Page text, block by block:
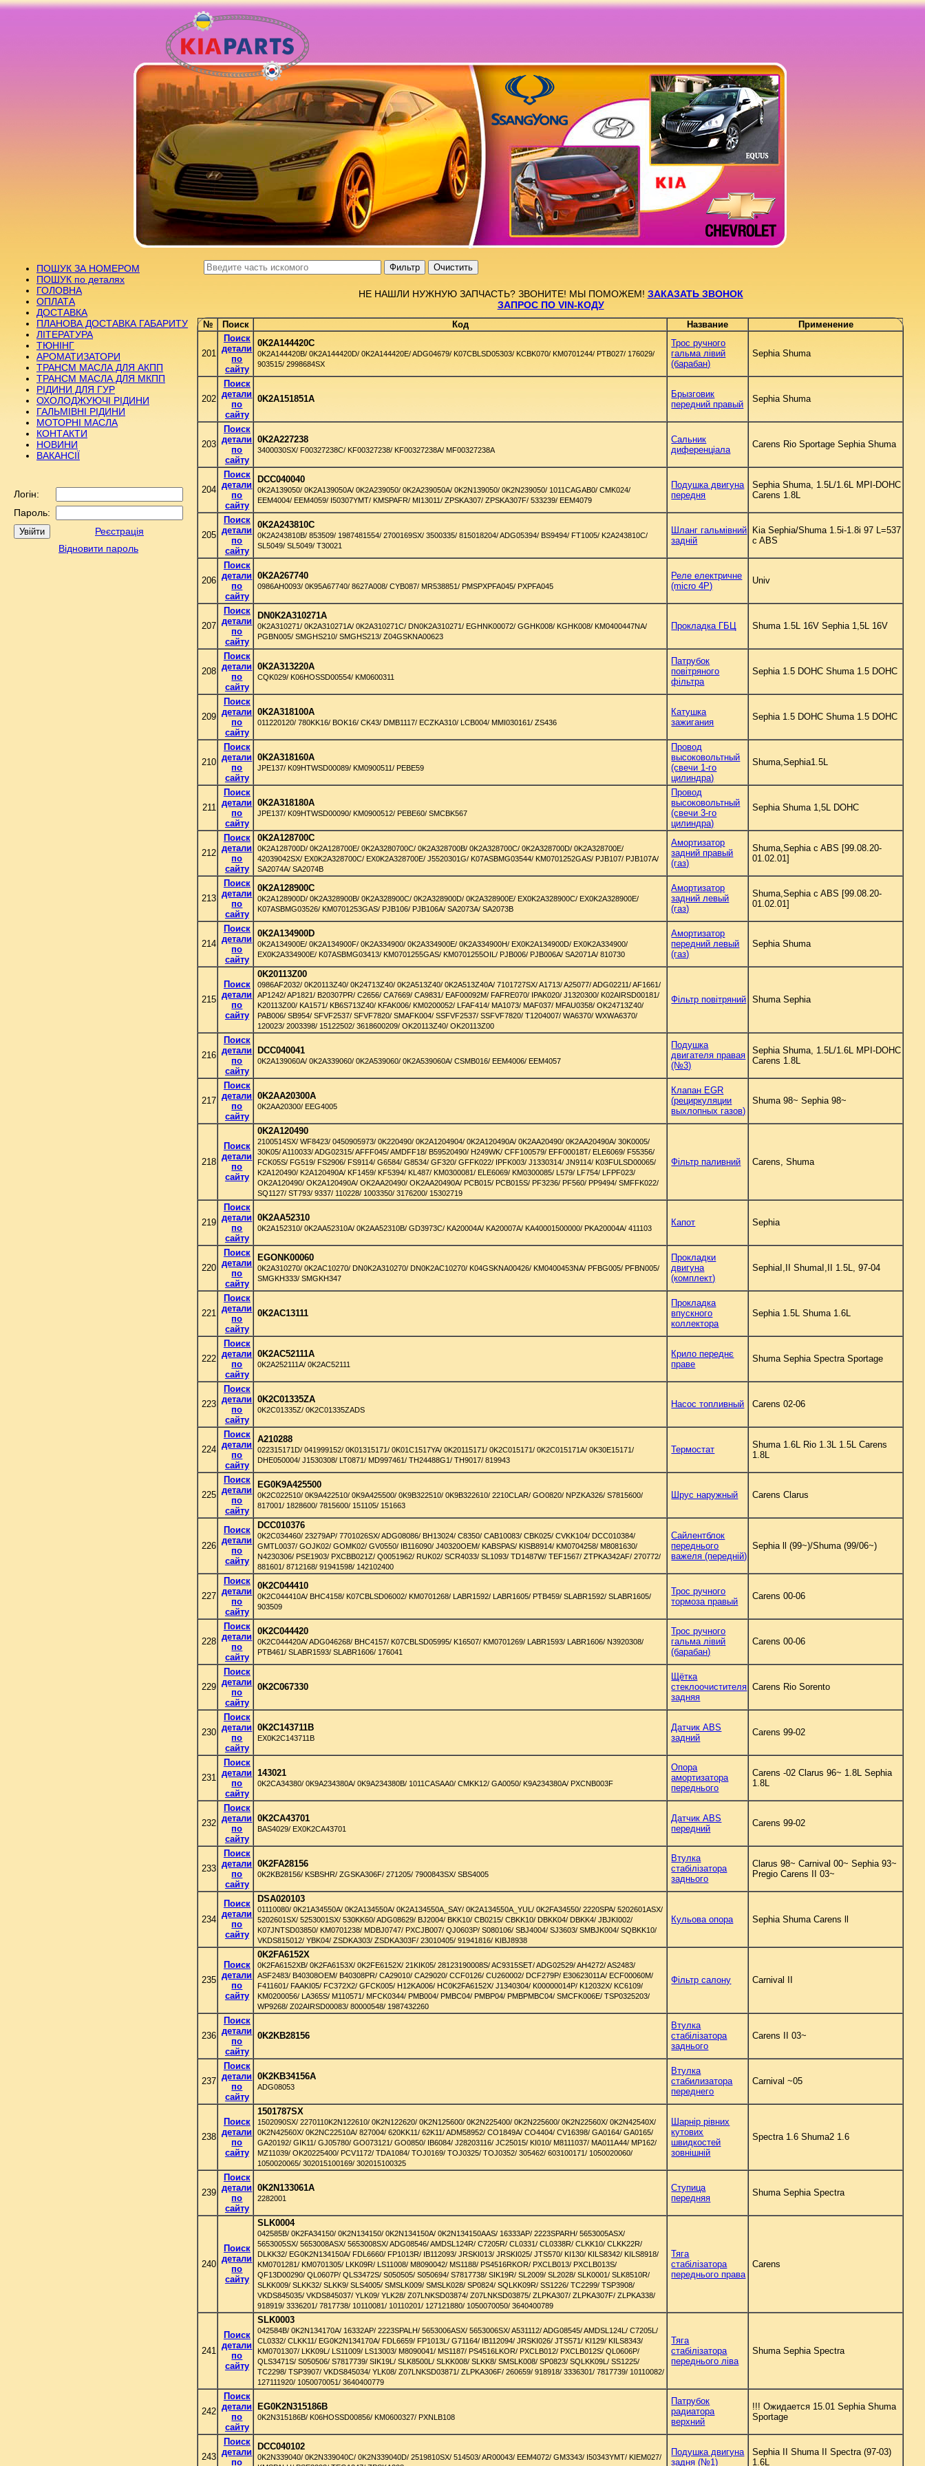
ПОШУК ЗА НОМЕРОМ
ПОШУК по деталях
ГОЛОВНА
ОПЛАТА
ДОСТАВКА
ПЛАНОВА ДОСТАВКА ГАБАРИТУ
ЛІТЕРАТУРА
ТЮНІНГ
АРОМАТИЗАТОРИ
ТРАНСМ МАСЛА ДЛЯ АКПП
ТРАНСМ МАСЛА ДЛЯ МКПП
РІДИНИ ДЛЯ ГУР
ОХОЛОДЖУЮЧІ РІДИНИ
ГАЛЬМІВНІ РІДИНИ
МОТОРНІ МАСЛА
КОНТАКТИ
НОВИНИ
ВАКАНСІЇ
Логін:
Пароль:
Реєстрація
Відновити пароль
НЕ НАШЛИ НУЖНУЮ ЗАПЧАСТЬ? ЗВОНИТЕ! МЫ ПОМОЖЕМ! ЗАКАЗАТЬ ЗВОНОК
ЗАПРОС ПО VIN-КОДУ
№ Поиск Код Название Применение
201
Поиск
детали
по
сайту
0K2A144420C
0K2A144420B/ 0K2A144420D/ 0K2A144420E/ ADG04679/ K07CBLSD05303/ KCBK070/ KM0701244/ PTB027/ 176029/
903515/ 2998684SX
Трос ручного
гальма лівий
(барабан)
Sephia Shuma
202
Поиск
детали
по
сайту
0K2A151851A
Брызговик
передний правый
Sephia Shuma
203
Поиск
детали
по
сайту
0K2A227238
3400030SX/ F00327238C/ KF00327238/ KF00327238A/ MF00327238A
Сальник
диференціала
Carens Rio Sportage Sephia Shuma
204
Поиск
детали
по
сайту
DCC040040
0K2A139050/ 0K2A139050A/ 0K2A239050/ 0K2A239050A/ 0K2N139050/ 0K2N239050/ 1011CAGAB0/ CMK024/
EEM4004/ EEM4059/ I50307YMT/ KMSPAFR/ MI13011/ ZPSKA307/ ZPSKA307F/ 533239/ EEM4079
Подушка двигуна
передня
Sephia Shuma, 1.5L/1.6L MPI-DOHC
Carens 1.8L
205
Поиск
детали
по
сайту
0K2A243810C
0K2A243810B/ 853509/ 1987481554/ 2700169SX/ 3500335/ 815018204/ ADG05394/ BS9494/ FT1005/ K2A243810C/
SL5049/ SL5049/ T30021
Шланг гальмівний
задній
Kia Sephia/Shuma 1.5i-1.8i 97 L=537
c ABS
206
Поиск
детали
по
сайту
0K2A267740
0986AH0093/ 0K95A67740/ 8627A008/ CYB087/ MR538851/ PMSPXPFA045/ PXPFA045
Реле електричне
(micro 4P)
Univ
207
Поиск
детали
по
сайту
DN0K2A310271A
0K2A310271/ 0K2A310271A/ 0K2A310271C/ DN0K2A310271/ EGHNK00072/ GGHK008/ KGHK008/ KM0400447NA/
PGBN005/ SMGHS210/ SMGHS213/ Z04GSKNA00623
Прокладка ГБЦ Shuma 1.5L 16V Sephia 1,5L 16V
208
Поиск
детали
по
сайту
0K2A313220A
CQK029/ K06HOSSD00554/ KM0600311
Патрубок
повітряного
фільтра
Sephia 1.5 DOHC Shuma 1.5 DOHC
209
Поиск
детали
по
сайту
0K2A318100A
011220120/ 780KK16/ BOK16/ CK43/ DMB1117/ ECZKA310/ LCB004/ MMI030161/ ZS436
Катушка
зажигания
Sephia 1.5 DOHC Shuma 1.5 DOHC
210
Поиск
детали
по
сайту
0K2A318160A
JPE137/ K09HTWSD00089/ KM0900511/ PEBE59
Провод
высоковольтный
(свечи 1-го
цилиндра)
Shuma,Sephia1.5L
211
Поиск
детали
по
сайту
0K2A318180A
JPE137/ K09HTWSD00090/ KM0900512/ PEBE60/ SMCBK567
Провод
высоковольтный
(свечи 3-го
цилиндра)
Sephia Shuma 1,5L DOHC
212
Поиск
детали
по
сайту
0K2A128700C
0K2A128700D/ 0K2A128700E/ 0K2A3280700C/ 0K2A328700B/ 0K2A328700C/ 0K2A328700D/ 0K2A328700E/
42039042SX/ EX0K2A328700C/ EX0K2A328700E/ J5520301G/ K07ASBMG03544/ KM0701252GAS/ PJB107/ PJB107A/
SA2074A/ SA2074B
Амортизатор
задний правый
(газ)
Shuma,Sephia c ABS [99.08.20-
01.02.01]
213
Поиск
детали
по
сайту
0K2A128900C
0K2A128900D/ 0K2A328900B/ 0K2A328900C/ 0K2A328900D/ 0K2A328900E/ EX0K2A328900C/ EX0K2A328900E/
K07ASBMG03526/ KM0701253GAS/ PJB106/ PJB106A/ SA2073A/ SA2073B
Амортизатор
задний левый
(газ)
Shuma,Sephia c ABS [99.08.20-
01.02.01]
214
Поиск
детали
по
сайту
0K2A134900D
0K2A134900E/ 0K2A134900F/ 0K2A334900/ 0K2A334900E/ 0K2A334900H/ EX0K2A134900D/ EX0K2A334900/
EX0K2A334900E/ K07ASBMG03413/ KM0701255GAS/ KM0701255OIL/ PJB006/ PJB006A/ SA2071A/ 810730
Амортизатор
передний левый
(газ)
Sephia Shuma
215
Поиск
детали
по
сайту
0K20113Z00
0986AF2032/ 0K20113Z40/ 0K24713Z40/ 0K2A513Z40/ 0K2A513Z40A/ 7101727SX/ A1713/ A25077/ ADG02211/ AF1661/
AP1242/ AP1821/ B20307PR/ C2656/ CA7669/ CA9831/ EAF00092M/ FAFRE070/ IPAK020/ J1320300/ K02AIRSD00181/
K20113Z00/ KA1571/ KB6S713Z40/ KFAK006/ KM0200052/ LFAF414/ MA1073/ MAF037/ MFAU0358/ OK24713Z40/
PAB006/ SB954/ SFVF2537/ SFVF7820/ SMAFK004/ SSFVF2537/ SSFVF7820/ T1204007/ WA6370/ WXWA6370/
120023/ 2003398/ 15122502/ 3618600209/ OK20113Z40/ OK20113Z00
Фільтр повітряний Shuma Sephia
216
Поиск
детали
по
сайту
DCC040041
0K2A139060A/ 0K2A339060/ 0K2A539060/ 0K2A539060A/ CSMB016/ EEM4006/ EEM4057
Подушка
двигателя правая
(№3)
Sephia Shuma, 1.5L/1.6L MPI-DOHC
Carens 1.8L
217
Поиск
детали
по
сайту
0K2AA20300A
0K2AA20300/ EEG4005
Клапан EGR
(рециркуляции
выхлопных газов)
Shuma 98~ Sephia 98~
218
Поиск
детали
по
сайту
0K2A120490
2100514SX/ WF8423/ 0450905973/ 0K220490/ 0K2A1204904/ 0K2A120490A/ 0K2AA20490/ 0K2AA20490A/ 30K0005/
30K05/ A110033/ ADG02315/ AFFF045/ AMDFF18/ B59520490/ H249WK/ CFF100579/ EFF00018T/ ELE6069/ F55356/
FCK05S/ FG519/ FS2906/ FS9114/ G6584/ G8534/ GF320/ GFFK022/ IPFK003/ J1330314/ JN9114/ K03FULSD00065/
K2A120490/ K2A120490A/ KF1459/ KF5394/ KL487/ KM0300081/ ELE6069/ KM0300085/ L579/ LF754/ LFPF023/
OK2A120490/ OK2A120490A/ OK2AA20490/ OK2AA20490A/ PCB015/ PCB015S/ PF3236/ PF560/ PP9494/ SMFFK022/
SQ1127/ ST793/ 9337/ 110228/ 1003350/ 3176200/ 15302719
Фільтр паливний Carens, Shuma
219
Поиск
детали
по
сайту
0K2AA52310
0K2A152310/ 0K2AA52310A/ 0K2AA52310B/ GD3973C/ KA20004A/ KA20007A/ KA40001500000/ PKA20004A/ 411103
Капот Sephia
220
Поиск
детали
по
сайту
EGONK00060
0K2A310270/ 0K2AC10270/ DN0K2A310270/ DN0K2AC10270/ K04GSKNA00426/ KM0400453NA/ PFBG005/ PFBN005/
SMGKH333/ SMGKH347
Прокладки
двигуна
(комплект)
SephiaI,II ShumaI,II 1.5L, 97-04
221
Поиск
детали
по
сайту
0K2AC13111
Прокладка
впускного
коллектора
Sephia 1.5L Shuma 1.6L
222
Поиск
детали
по
сайту
0K2AC52111A
0K2A252111A/ 0K2AC52111
Крило переднє
праве
Shuma Sephia Spectra Sportage
223
Поиск
детали
по
сайту
0K2C01335ZA
0K2C01335Z/ 0K2C01335ZADS
Насос топливный Carens 02-06
224
Поиск
детали
по
сайту
A210288
022315171D/ 041999152/ 0K01315171/ 0K01C1517YA/ 0K20115171/ 0K2C015171/ 0K2C015171A/ 0K30E15171/
DHE050004/ J1530308/ LT0871/ MD997461/ TH24488G1/ TH9017/ 819943
Термостат
Shuma 1.6L Rio 1.3L 1.5L Carens
1.8L
225
Поиск
детали
по
сайту
EG0K9A425500
0K2C022510/ 0K9A422510/ 0K9A425500/ 0K9B322510/ 0K9B322610/ 2210CLAR/ GO0820/ NPZKA326/ S7815600/
817001/ 1828600/ 7815600/ 151105/ 151663
Шрус наружный Carens Clarus
226
Поиск
детали
по
сайту
DCC010376
0K2C034460/ 23279AP/ 7701026SX/ ADG08086/ BH13024/ C8350/ CAB10083/ CBK025/ CVKK104/ DCC010384/
GMTL0037/ GOJK02/ GOMK02/ GV0550/ IB116090/ J40320OEM/ KABSPAS/ KISB8914/ KM0704258/ M8081630/
N4230306/ PSE1903/ PXCBB021Z/ Q0051962/ RUK02/ SCR4033/ SL1093/ TD1487W/ TEF1567/ ZTPKA342AF/ 270772/
881601/ 8712168/ 91941598/ 142102400
Сайлентблок
переднього
важеля (передній)
Sephia ll (99~)/Shuma (99/06~)
227
Поиск
детали
по
сайту
0K2C044410
0K2C044410A/ BHC4158/ K07CBLSD06002/ KM0701268/ LABR1592/ LABR1605/ PTB459/ SLABR1592/ SLABR1605/
903509
Трос ручного
тормоза правый
Carens 00-06
228
Поиск
детали
по
сайту
0K2C044420
0K2C044420A/ ADG046268/ BHC4157/ K07CBLSD05995/ K16507/ KM0701269/ LABR1593/ LABR1606/ N3920308/
PTB461/ SLABR1593/ SLABR1606/ 176041
Трос ручного
гальма лівий
(барабан)
Carens 00-06
229
Поиск
детали
по
сайту
0K2C067330
Щётка
стеклоочистителя
задняя
Carens Rio Sorento
230
Поиск
детали
по
сайту
0K2C143711B
EX0K2C143711B
Датчик ABS
задний
Carens 99-02
231
Поиск
детали
по
сайту
143021
0K2CA34380/ 0K9A234380A/ 0K9A234380B/ 1011CASAA0/ CMKK12/ GA0050/ K9A234380A/ PXCNB003F
Опора
амортизатора
переднього
Carens -02 Clarus 96~ 1.8L Sephia
1.8L
232
Поиск
детали
по
сайту
0K2CA43701
BAS4029/ EX0K2CA43701
Датчик ABS
передний
Carens 99-02
233
Поиск
детали
по
сайту
0K2FA28156
0K2KB28156/ KSBSHR/ ZGSKA306F/ 271205/ 7900843SX/ SBS4005
Втулка
стабілізатора
заднього
Clarus 98~ Carnival 00~ Sephia 93~
Pregio Carens II 03~
234
Поиск
детали
по
сайту
DSA020103
01110080/ 0K21A34550A/ 0K2A134550A/ 0K2A134550A_SAY/ 0K2A134550A_YUL/ 0K2FA34550/ 2220SPA/ 5202601ASX/
5202601SX/ 5253001SX/ 530KK60/ ADG08629/ BJ2004/ BKK10/ CB0215/ CBKK10/ DBKK04/ DBKK4/ JBJKI002/
K07JNTSD03850/ KM0701238/ MDBJ0747/ PXCJB007/ QJ0603P/ S080106/ SBJ4004/ SJ3603/ SMBJK004/ SQBKK10/
VKDS815012/ YBK04/ ZSDKA303/ ZSDKA303F/ 23010405/ 91941816/ KIBJ8938
Кульова опора Sephia Shuma Carens ll
235
Поиск
детали
по
сайту
0K2FA6152X
0K2FA6152XB/ 0K2FA6153X/ 0K2FE6152X/ 21KIK05/ 28123190008S/ AC9315SET/ ADG02529/ AH4272/ AS2483/
ASF2483/ B40308OEM/ B40308PR/ CA29010/ CA29020/ CCF0126/ CU260002/ DCF279P/ E30623011A/ ECF00060M/
F411601/ FAAKI05/ FC372X2/ GFCK005/ H12KA006/ HC0K2FA6152X/ J1340304/ K00000014P/ K12032X/ KC6109/
KM0200056/ LA365S/ M110571/ MFCK0344/ PMB004/ PMBC04/ PMBP04/ PMBPMBC04/ SMCFK006E/ TSP0325203/
WP9268/ Z02AIRSD00083/ 80000548/ 1987432260
Фільтр салону Carnival II
236
Поиск
детали
по
сайту
0K2KB28156
Втулка
стабілізатора
заднього
Carens II 03~
237
Поиск
детали
по
сайту
0K2KB34156A
ADG08053
Втулкa
стабилизатора
переднего
Carnival ~05
238
Поиск
детали
по
сайту
1501787SX
1502090SX/ 2270110K2N122610/ 0K2N122620/ 0K2N125600/ 0K2N225400/ 0K2N225600/ 0K2N22560X/ 0K2N42540X/
0K2N42560X/ 0K2NC22510A/ 827004/ 620KK11/ 62K11/ ADM58952/ CO1849A/ CO4404/ CV16398/ GA0164/ GA0165/
GA20192/ GIK11/ GJ05780/ GO073121/ GO0850/ IB6084/ J28203116/ JC25015/ KI010/ M8111037/ MA011A44/ MP162/
MZ11039/ OK20225400/ PCV1172/ TDA1084/ TOJ0169/ TOJ0325/ TOJ0352/ 305462/ 603100171/ 1050020060/
1050020065/ 302015100169/ 302015100325
Шарнір рівних
кутових
швидкостей
зовнішній
Spectra 1.6 Shuma2 1.6
239
Поиск
детали
по
сайту
0K2N133061A
2282001
Ступица
передняя
Shuma Sephia Spectra
240
Поиск
детали
по
сайту
SLK0004
042585B/ 0K2FA34150/ 0K2N134150/ 0K2N134150A/ 0K2N134150AAS/ 16333AP/ 2223SPARH/ 5653005ASX/
5653005SX/ 5653008ASX/ 5653008SX/ ADG08546/ AMDSL124R/ C7205R/ CL0331/ CL0338R/ CLKK10/ CLKK22R/
DLKK32/ EG0K2N134150A/ FDL6660/ FP1013R/ IB112093/ JRSKI013/ JRSKI025/ JTS570/ KI130/ KILS8342/ KILS8918/
KM0701281/ KM0701305/ LKK09R/ LS11008/ M8090042/ MS1188/ PS4516RKOR/ PXCLB013/ PXCLB013S/
QF13D00290/ QL0607P/ QLS3472S/ S050505/ S050694/ S7817738/ SIK19R/ SL2009/ SL2028/ SLK0001/ SLK8510R/
SLKK009/ SLKK32/ SLKK9/ SLS4005/ SMSLK009/ SMSLK028/ SP0824/ SQLKK09R/ SS1226/ TC2299/ TSP3908/
VKDS845035/ VKDS845037/ YLK09/ YLK28/ Z07LNKSD03874/ Z07LNKSD03875/ ZLPKA307/ ZLPKA307F/ ZLPKA338/
918919/ 3336201/ 7817738/ 10110081/ 10110201/ 127121880/ 1050070050/ 3640400789
Тяга
стабілізатора
переднього права
Carens
241
Поиск
детали
по
сайту
SLK0003
042584B/ 0K2N134170A/ 16332AP/ 2223SPALH/ 5653006ASX/ 5653006SX/ A531112/ ADG08545/ AMDSL124L/ C7205L/
CL0332/ CLKK11/ EG0K2N134170A/ FDL6659/ FP1013L/ G71164/ IB112094/ JRSKI026/ JTS571/ KI129/ KILS8343/
KM0701307/ LKK09L/ LS11009/ LS13003/ M8090041/ MS1187/ PS4516LKOR/ PXCLB012/ PXCLB012S/ QL0606P/
QLS3471S/ S050506/ S7817739/ SIK19L/ SLK8500L/ SLKK008/ SLKK8/ SMSLK008/ SP0823/ SQLKK09L/ SS1225/
TC2298/ TSP3907/ VKDS845034/ YLK08/ Z07LNKSD03871/ ZLPKA306F/ 260659/ 918918/ 3336301/ 7817739/ 10110082/
127111920/ 1050070051/ 3640400779
Тяга
стабілізатора
переднього ліва
Shuma Sephia Spectra
242
Поиск
детали
по
сайту
EG0K2N315186B
0K2N315186B/ K06HOSSD00856/ KM0600327/ PXNLB108
Патрубок
радиатора
верхний
!!! Ожидается 15.01 Sephia Shuma
Sportage
243
Поиск
детали
по
DCC040102
0K2N339040/ 0K2N339040C/ 0K2N339040D/ 2519810SX/ 514503/ AR00043/ EEM4072/ GM3343/ I50343YMT/ KIEM027/
Подушка двигуна
задня (№1)
Sephia II Shuma II Spectra (97-03)
1.6L